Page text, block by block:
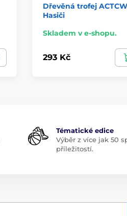
Dřevěná trofej
Hasiči
Skladem v e-shopu.
293 Kč
Tématické edice
Výběr z více jak 50
příležitostí.